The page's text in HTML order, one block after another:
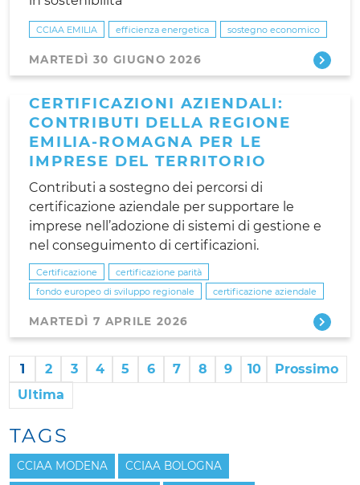
CCIAA EMILIA efficienza energetica sostegno economico
MARTEDÌ 30 GIUGNO 2026
CERTIFICAZIONI AZIENDALI:
CONTRIBUTI DELLA REGIONE
EMILIA-ROMAGNA PER LE
IMPRESE DEL TERRITORIO
Contributi a sostegno dei percorsi di
certificazione aziendale per supportare le
imprese nell’adozione di sistemi di gestione e
nel conseguimento di certificazioni.
Certificazione
certificazione parità
fondo europeo di sviluppo regionale
certificazione aziendale
MARTEDÌ 7 APRILE 2026
1 2 3 4 5 6 7 8 9 10
Prossimo
Ultima
TAGS
CCIAA MODENA CCIAA BOLOGNA